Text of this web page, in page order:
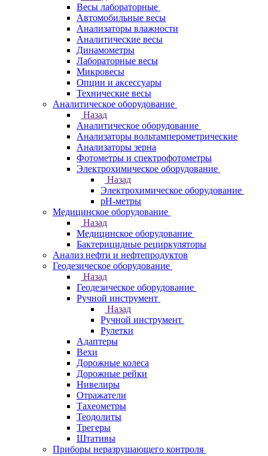
Весы лабораторные
Автомобильные весы
Анализаторы влажности
Аналитические весы
Динамометры
Лабораторные весы
Микровесы
Опции и аксессуары
Технические весы
Аналитическое оборудование
Назад
Аналитическое оборудование
Анализаторы вольтамперометрические
Анализаторы зерна
Фотометры и спектрофотометры
Электрохимическое оборудование
Назад
Электрохимическое оборудование
pH-метры
Медицинское оборудование
Назад
Медицинское оборудование
Бактерицидные рециркуляторы
Анализ нефти и нефтепродуктов
Геодезическое оборудование
Назад
Геодезическое оборудование
Ручной инструмент
Назад
Ручной инструмент
Рулетки
Адаптеры
Вехи
Дорожные колеса
Дорожные рейки
Нивелиры
Отражатели
Тахеометры
Теодолиты
Трегеры
Штативы
Приборы неразрушающего контроля